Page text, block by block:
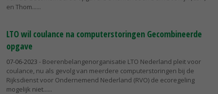
en Thom...
LTO wil coulance na computerstoringen Gecombineerde
opgave
07-06-2023 - Boerenbelangenorganisatie LTO Nederland pleit voor
coulance, nu als gevolg van meerdere computerstoringen bij de
Rijksdienst voor Ondernemend Nederland (RVO) de ecoregeling
mogelijk niet...